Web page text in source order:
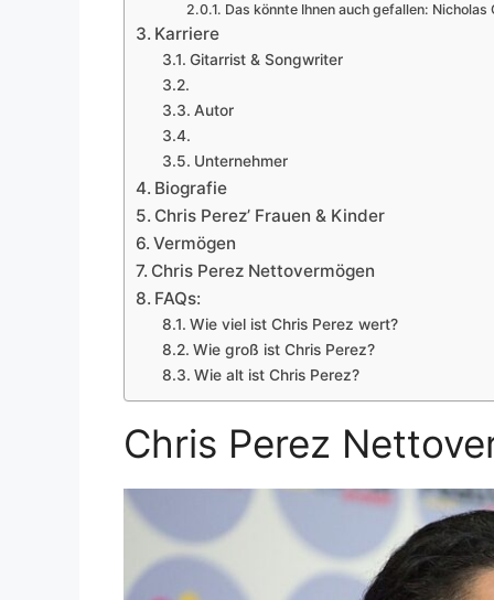
Das könnte Ihnen auch gefallen:
Karriere
Gitarrist & Songwriter
Autor
Unternehmer
Biografie
Chris Perez’ Frauen & Kinder
Vermögen
Chris Perez Nettovermögen
FAQs:
Wie viel ist Chris Perez wert?
Wie groß ist Chris Perez?
Wie alt ist Chris Perez?
Chris Perez